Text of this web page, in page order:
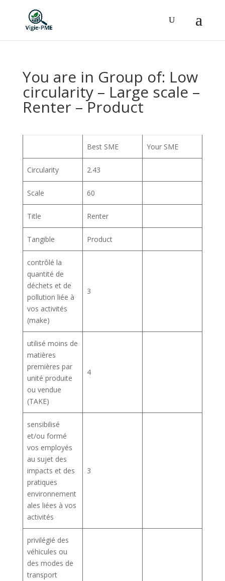
You are in Group of: Low
circularity – Large scale –
Renter – Product
Best SME Your SME
Circularity 2.43
Scale 60
Title Renter
Tangible Product
contrôlé la
quantité de
déchets et de
pollution liée à
vos activités
(make)
3
utilisé moins de
matières
premières par
unité produite
ou vendue
(TAKE)
4
sensibilisé
et/ou formé
vos employés
au sujet des
impacts et des
pratiques
environnement
ales liées à vos
activités
3
privilégié des
véhicules ou
des modes de
transport